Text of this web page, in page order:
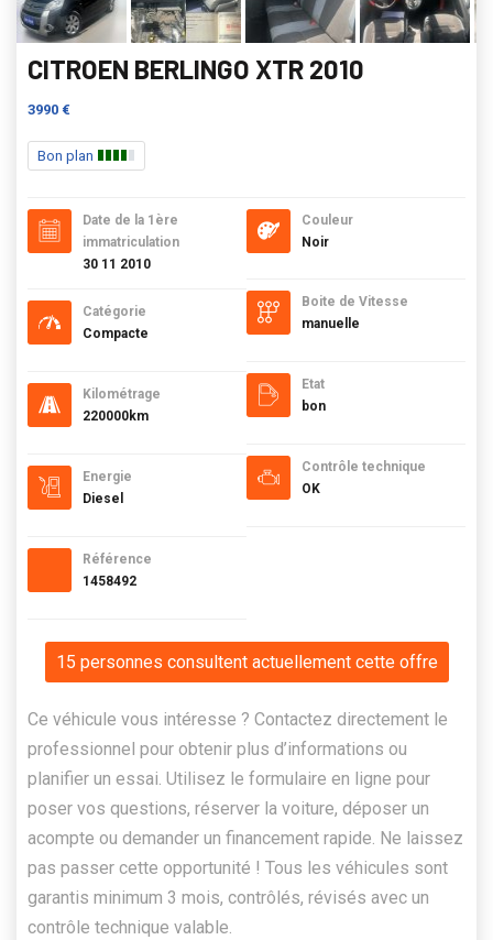
CITROEN BERLINGO XTR 2010
3990 €
Bon plan
Date de la 1ère
immatriculation
30 11 2010
Catégorie
Compacte
Kilométrage
220000km
Energie
Diesel
Référence
1458492
Couleur
Noir
Boite de Vitesse
manuelle
Etat
bon
Contrôle technique
OK
15 personnes consultent actuellement cette offre
Ce véhicule vous intéresse ? Contactez directement le
professionnel pour obtenir plus d’informations ou
planifier un essai. Utilisez le formulaire en ligne pour
poser vos questions, réserver la voiture, déposer un
acompte ou demander un financement rapide. Ne laissez
pas passer cette opportunité ! Tous les véhicules sont
garantis minimum 3 mois, contrôlés, révisés avec un
contrôle technique valable.